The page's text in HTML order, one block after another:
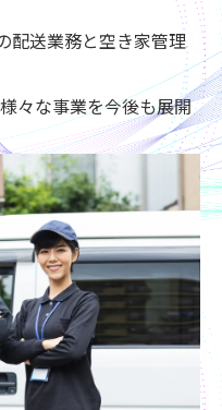
配送業務と空き家管理
々な事業を今後も展開